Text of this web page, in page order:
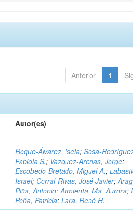
Anterior 1
Autor(es)
Roque-Álvarez, Isela;Sosa-
Fabiola S.; Vazquez-Arenas, Jorge;
Escobedo-Bretado, Miguel A.;
Israel; Corral-Rivas, José Javier;
Piña, Antonio;Armienta, Ma. Aurora;
Peña, Patricia;Lara, René H.